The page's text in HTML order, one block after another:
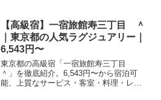
い。
【高級宿】一宿旅館寿三丁目 ＾
｜東京都の人気ラグジュアリー｜
6,543円〜
東京都の高級宿「一宿旅館寿三丁目
＾」を徹底紹介。6,543円〜から宿泊可
能、上質なサービス・客室・料理・レビ